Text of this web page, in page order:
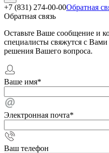
+7 (831) 274-00-00Обратная
Обратная связь
Оставьте Ваше сообщение и
специалисты свяжутся с
решения Вашего вопроса.
Ваше имя*
Электронная почта*
Ваш телефон